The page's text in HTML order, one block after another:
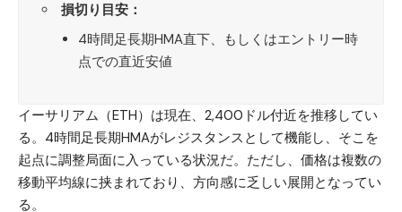
損切り目安：
4時間足長期HMA直下、もしくはエントリー時
点での直近安値
イーサリアム（ETH） は現在、2,400ドル付近を推移してい
る。4時間足長期HMAがレジスタンスとして機能し、そこを
起点に調整局面に入っている状況だ。ただし、価格は複数の
移動平均線に挟まれており、方向感に乏しい展開となってい
る。